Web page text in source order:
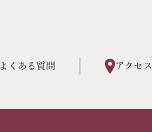
よくある質問 アクセス